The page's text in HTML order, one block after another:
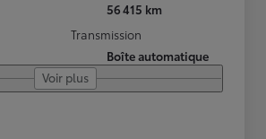
56 415 km
Transmission
Boîte automatique
Voir plus